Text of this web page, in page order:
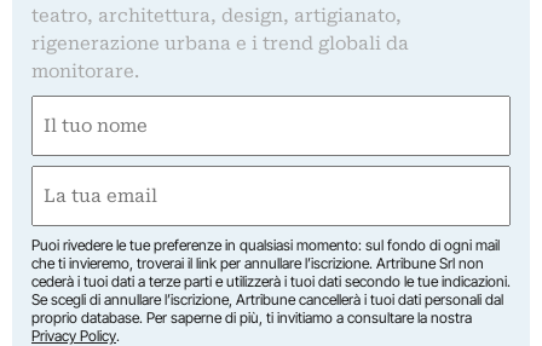
teatro, architettura, design, artigianato,
rigenerazione urbana e i trend globali da
monitorare.
(Required)
First
(Required)
Puoi rivedere le tue preferenze in qualsiasi momento: sul fondo di ogni mail
che ti invieremo, troverai il link per annullare l’iscrizione. Artribune Srl non
cederà i tuoi dati a terze parti e utilizzerà i tuoi dati secondo le tue indicazioni.
Se scegli di annullare l’iscrizione, Artribune cancellerà i tuoi dati personali dal
proprio database. Per saperne di più, ti invitiamo a consultare la nostra
Privacy Policy.